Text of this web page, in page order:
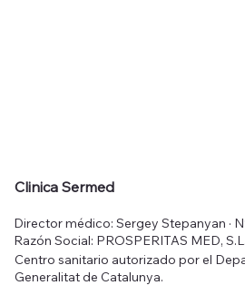
Clinica Sermed
Director médico: Sergey Stepanyan ·
Razón Social: PROSPERITAS MED,
Centro sanitario autorizado por el
Generalitat de Catalunya.